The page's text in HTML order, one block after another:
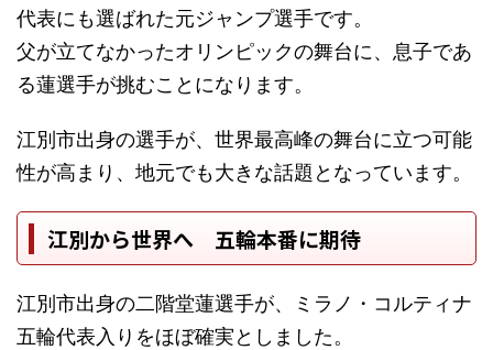
代表にも選ばれた元ジャンプ選手です。
父が立てなかったオリンピックの舞台に、息子であ
る蓮選手が挑むことになります。
江別市出身の選手が、世界最高峰の舞台に立つ可能
性が高まり、地元でも大きな話題となっています。
江別から世界へ 五輪本番に期待
江別市出身の二階堂蓮選手が、ミラノ・コルティナ
五輪代表入りをほぼ確実としました。